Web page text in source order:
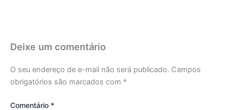
Deixe um comentário
O seu endereço de e-mail não será publicado. Campos
obrigatórios são marcados com *
Comentário *